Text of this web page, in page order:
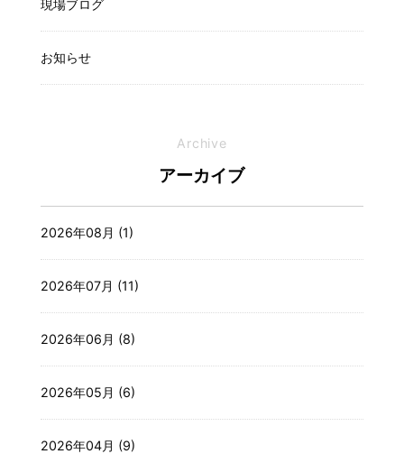
現場ブログ
お知らせ
Archive
アーカイブ
2026年08月 (1)
2026年07月 (11)
2026年06月 (8)
2026年05月 (6)
2026年04月 (9)